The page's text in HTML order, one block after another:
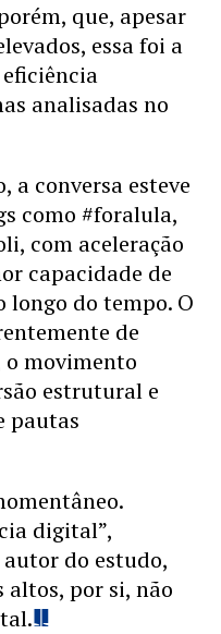
que, apesar
essa foi a
analisadas no
a conversa esteve
como #foralula,
com aceleração
capacidade de
longo do tempo. O
de
movimento
estrutural e
pautas
digital”,
do estudo,
por si, não